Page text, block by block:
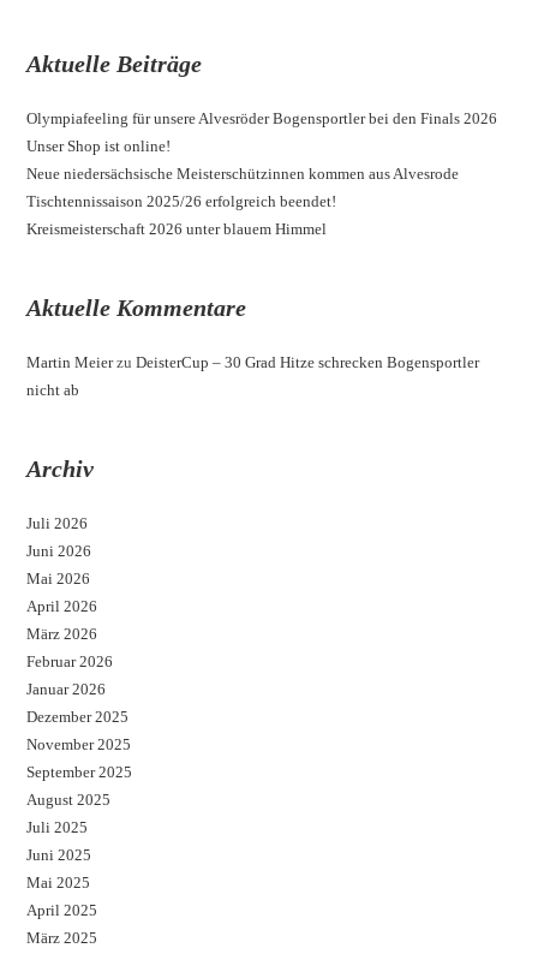
Aktuelle Beiträge
Olympiafeeling für unsere Alvesröder Bogensportler bei den Finals 2026
Unser Shop ist online!
Neue niedersächsische Meisterschützinnen kommen aus Alvesrode
Tischtennissaison 2025/26 erfolgreich beendet!
Kreismeisterschaft 2026 unter blauem Himmel
Aktuelle Kommentare
Martin MeierzuDeisterCup – 30 Grad Hitze schrecken Bogensportler
nicht ab
Archiv
Juli 2026
Juni 2026
Mai 2026
April 2026
März 2026
Februar 2026
Januar 2026
Dezember 2025
November 2025
September 2025
August 2025
Juli 2025
Juni 2025
Mai 2025
April 2025
März 2025